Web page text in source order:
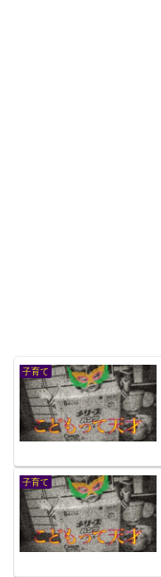
子育て
子育て